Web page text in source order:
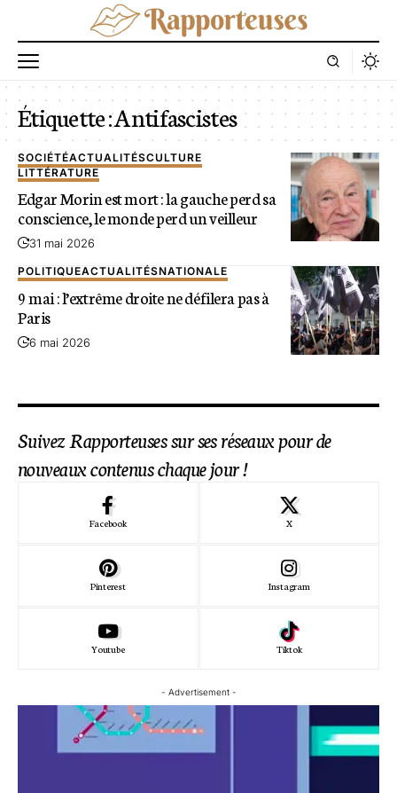
Étiquette :Antifascistes
SOCIÉTÉACTUALITÉSCULTURE
LITTÉRATURE
Edgar Morin est mort : la gauche perd sa
conscience, le monde perd un veilleur
31 mai 2026
POLITIQUEACTUALITÉSNATIONALE
9 mai : l’extrême droite ne défilera pas à
Paris
6 mai 2026
Suivez Rapporteuses sur ses réseaux pour de
nouveaux contenus chaque jour !
Facebook X
Pinterest Instagram
Youtube Tiktok
- Advertisement -